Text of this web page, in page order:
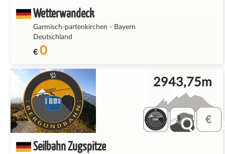
Wetterwandeck
Garmisch-partenkirchen - Bayern
Deutschland
€ 0
Seilbahn Zugspitze
2943,75m